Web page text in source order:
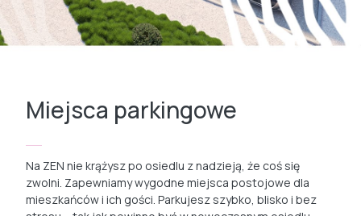
Miejsca parkingowe
Na ZEN nie krążysz po osiedlu z nadzieją, że coś się
zwolni. Zapewniamy wygodne miejsca postojowe dla
mieszkańców i ich gości. Parkujesz szybko, blisko i bez